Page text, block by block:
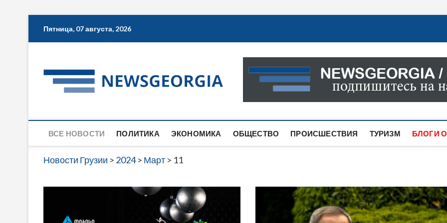
Пятница, 07 августа, 2026
Новости Грузии
САМАЯ АКТУАЛЬНАЯ ИНФОРМАЦИЯ О СОБЫТИЯХ
САЙТЕ ВЫ НАЙДЕТЕ НОВОСТИ ПОЛИТИКИ,
ВСЕ НОВОСТИ ПОЛИТИКА ЭКОНОМИКА ОБЩЕСТВО ПРОИСШЕСТВИЯ ТУРИЗМ БЛОГИ
Новости Грузии > 2024> Март > 11